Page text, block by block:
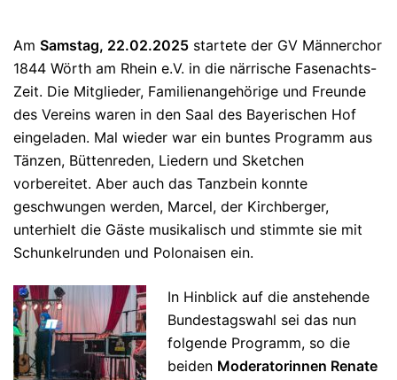
Am Samstag, 22.02.2025 startete der GV Männerchor
1844 Wörth am Rhein e.V. in die närrische Fasenachts-
Zeit. Die Mitglieder, Familienangehörige und Freunde
des Vereins waren in den Saal des Bayerischen Hof
eingeladen. Mal wieder war ein buntes Programm aus
Tänzen, Büttenreden, Liedern und Sketchen
vorbereitet. Aber auch das Tanzbein konnte
geschwungen werden, Marcel, der Kirchberger,
unterhielt die Gäste musikalisch und stimmte sie mit
Schunkelrunden und Polonaisen ein.
In Hinblick auf die anstehende
Bundestagswahl sei das nun
folgende Programm, so die
beiden Moderatorinnen Renate